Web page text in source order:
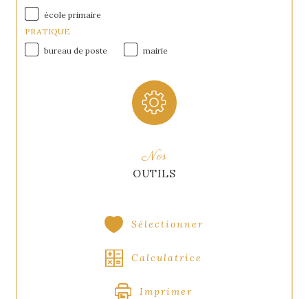
Nos
OUTILS
Sélectionner
Calculatrice
Imprimer
école primaire
PRATIQUE
bureau de poste
mairie